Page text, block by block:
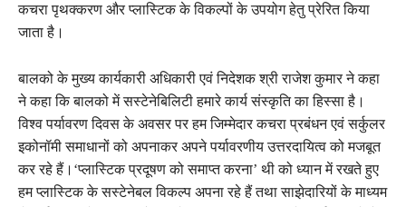
कचरा पृथक्करण और प्लास्टिक के विकल्पों के उपयोग हेतु प्रेरित किया
जाता है।
बालको के मुख्य कार्यकारी अधिकारी एवं निदेशक श्री राजेश कुमार ने कहा
ने कहा कि बालको में सस्टेनेबिलिटी हमारे कार्य संस्कृति का हिस्सा है।
विश्व पर्यावरण दिवस के अवसर पर हम जिम्मेदार कचरा प्रबंधन एवं सर्कुलर
इकोनॉमी समाधानों को अपनाकर अपने पर्यावरणीय उत्तरदायित्व को मजबूत
कर रहे हैं।‘प्लास्टिक प्रदूषण को समाप्त करना’ थी को ध्यान में रखते हुए
हम प्लास्टिक के सस्टेनेबल विकल्प अपना रहे हैं तथा साझेदारियों के माध्यम